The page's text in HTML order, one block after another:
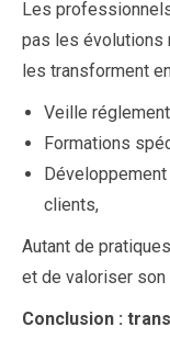
Les
pas les évolutions
les transforment
Veille
Formations
Développement
clients,
Autant de
et de valoriser
Conclusion :